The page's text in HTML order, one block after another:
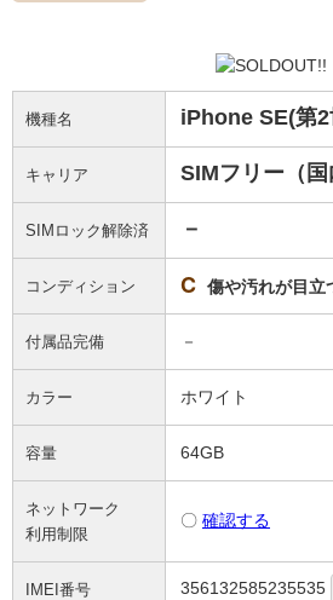
機種名 iPhone SE(第2
キャリア SIMフリー（国
SIMロック解除済 －
コンディション C 傷や汚れが目立
付属品完備 －
カラー ホワイト
容量 64GB
ネットワーク
利用制限
〇 確認する
IMEI番号 356132585235535